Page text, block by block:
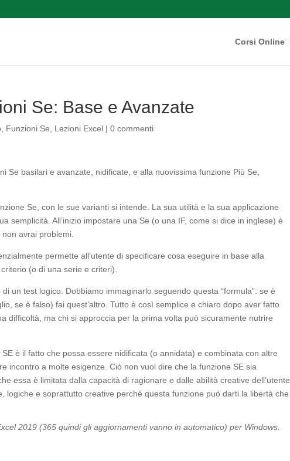
Corsi Online
Se: Base e Avanzate
Funzioni Se Lezioni Excel |0 commenti
Se basilari e avanzate, nidificate, e alla nuovissima funzione Più Se,
Se, con le sue varianti si intende. La sua utilità e la sua applicazione
semplicità. All’inizio impostare una Se (o una IF, come si dice in inglese) è
avrai problemi.
permette all’utente di specificare cosa eseguire in base alla
(o di una serie e criteri).
un test logico. Dobbiamo immaginarlo seguendo questa “formula”: se è
se è falso) fai quest’altro. Tutto è così semplice e chiaro dopo aver fatto
difficoltà, ma chi si approccia per la prima volta può sicuramente nutrire
è il fatto che possa essere nidificata (o annidata) e combinata con altre
incontro a molte esigenze. Ciò non vuol dire che la funzione SE sia
essa è limitata dalla capacità di ragionare e dalle abilità creative dell’utente
logiche e soprattutto creative perché questa funzione può darti la libertà che
2019 (365 quindi gli aggiornamenti vanno in automatico) per Windows.